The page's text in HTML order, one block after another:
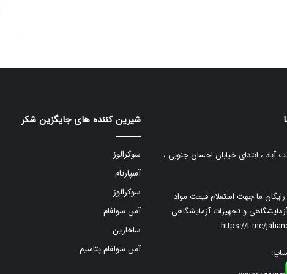
آباد ، ابتدای خیابان احسان جنوبی ،
رایگان ما جهت استعلام قیمت مواد
و تجهیزات آزمایشگاهی
https://t.me/
شیرین کننده های جایگزین شکر
سوکرالوز
آسپارتام
سوکرالوز
آس سولفام
ساخارین
آس سولفام پتاسیم